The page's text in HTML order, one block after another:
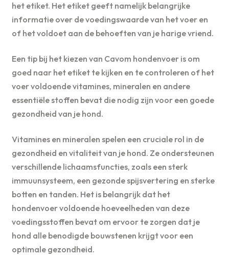
het etiket. Het etiket geeft namelijk belangrijke
informatie over de voedingswaarde van het voer en
of het voldoet aan de behoeften van je harige vriend.
Een tip bij het kiezen van Cavom hondenvoer is om
goed naar het etiket te kijken en te controleren of het
voer voldoende vitamines, mineralen en andere
essentiële stoffen bevat die nodig zijn voor een goede
gezondheid van je hond.
Vitamines en mineralen spelen een cruciale rol in de
gezondheid en vitaliteit van je hond. Ze ondersteunen
verschillende lichaamsfuncties, zoals een sterk
immuunsysteem, een gezonde spijsvertering en sterke
botten en tanden. Het is belangrijk dat het
hondenvoer voldoende hoeveelheden van deze
voedingsstoffen bevat om ervoor te zorgen dat je
hond alle benodigde bouwstenen krijgt voor een
optimale gezondheid.